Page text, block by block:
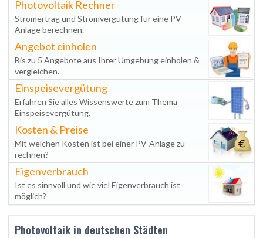
Photovoltaik Rechner
Stromertrag und Stromvergütung für eine PV-
Anlage berechnen.
Angebot einholen
Bis zu 5 Angebote aus Ihrer Umgebung einholen &
vergleichen.
Einspeisevergütung
Erfahren Sie alles Wissenswerte zum Thema
Einspeisevergütung.
Kosten & Preise
Mit welchen Kosten ist bei einer PV-Anlage zu
rechnen?
Eigenverbrauch
Ist es sinnvoll und wie viel Eigenverbrauch ist
möglich?
Photovoltaik in deutschen Städten